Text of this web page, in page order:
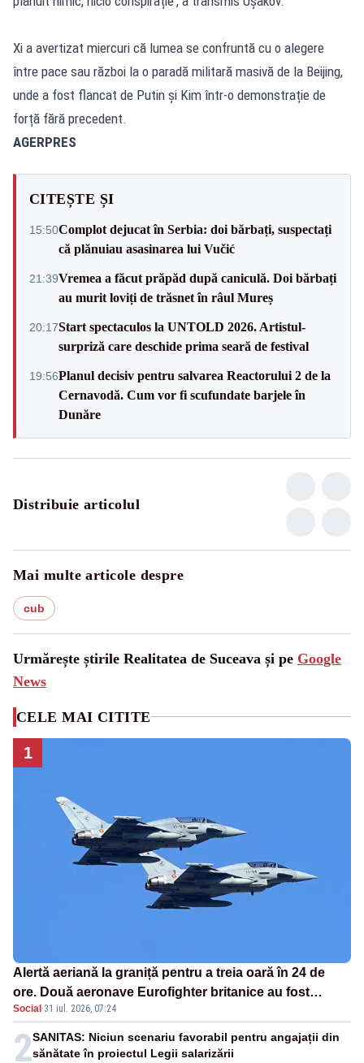
Xi a avertizat miercuri că lumea se confruntă cu o alegere
între pace sau război la o paradă militară masivă de la Beijing,
unde a fost flancat de Putin și Kim într-o demonstrație de
forță fără precedent.
AGERPRES
CITEȘTE ȘI
15:50Complot dejucat în Serbia: doi bărbați, suspectați
că plănuiau asasinarea lui Vučić
21:39Vremea a făcut prăpăd după caniculă. Doi bărbați
au murit loviți de trăsnet în râul Mureș
20:17Start spectaculos la UNTOLD 2026. Artistul-
surpriză care deschide prima seară de festival
19:56Planul decisiv pentru salvarea Reactorului 2 de la
Cernavodă. Cum vor fi scufundate barjele în
Dunăre
Distribuie articolul
Mai multe articole despre
cub
Urmărește știrile Realitatea de Suceava și pe Google
News
CELE MAI CITITE
1
Alertă aeriană la graniță pentru a treia oară în 24 de
ore. Două aeronave Eurofighter britanice au fost
ridicate de la sol
Social ·31 iul. 2026, 07:24
2SANITAS: Niciun scenariu favorabil pentru angajații din
sănătate în proiectul Legii salarizării